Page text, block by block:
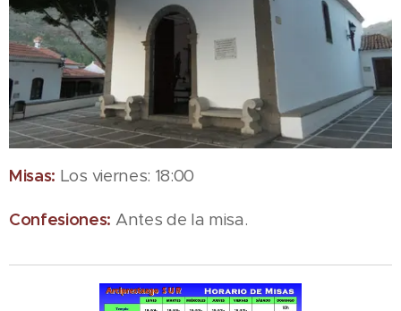
Misas: Los viernes: 18:00
Confesiones: Antes de la misa.